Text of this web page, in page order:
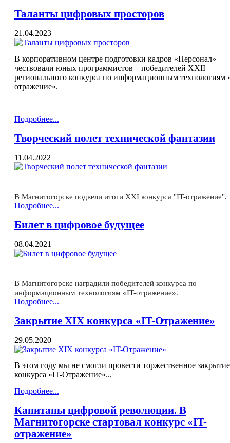
Таланты цифровых просторов
21.04.2023
В корпоративном центре подготовки кадров «Персонал»
чествовали юных программистов – победителей XXII
регионального конкурса по информационным технологиям
отражение».
Подробнее...
Творческий полет технической фантазии
11.04.2022
В Магнитогорске подвели итоги XXI конкурса "IT-отражение".
Подробнее...
Билет в цифровое будущее
08.04.2021
В Магнитогорске наградили победителей конкурса по
информационным технологиям «IT-отражение».
Подробнее...
Закрытие XIX конкурса «IT-Отражение»
29.05.2020
В этом году мы не смогли провести торжественное
конкурса «IT-Отражение»...
Подробнее...
Капитаны цифровой революции. В
Магнитогорске стартовал конкурс «IT-
отражение»